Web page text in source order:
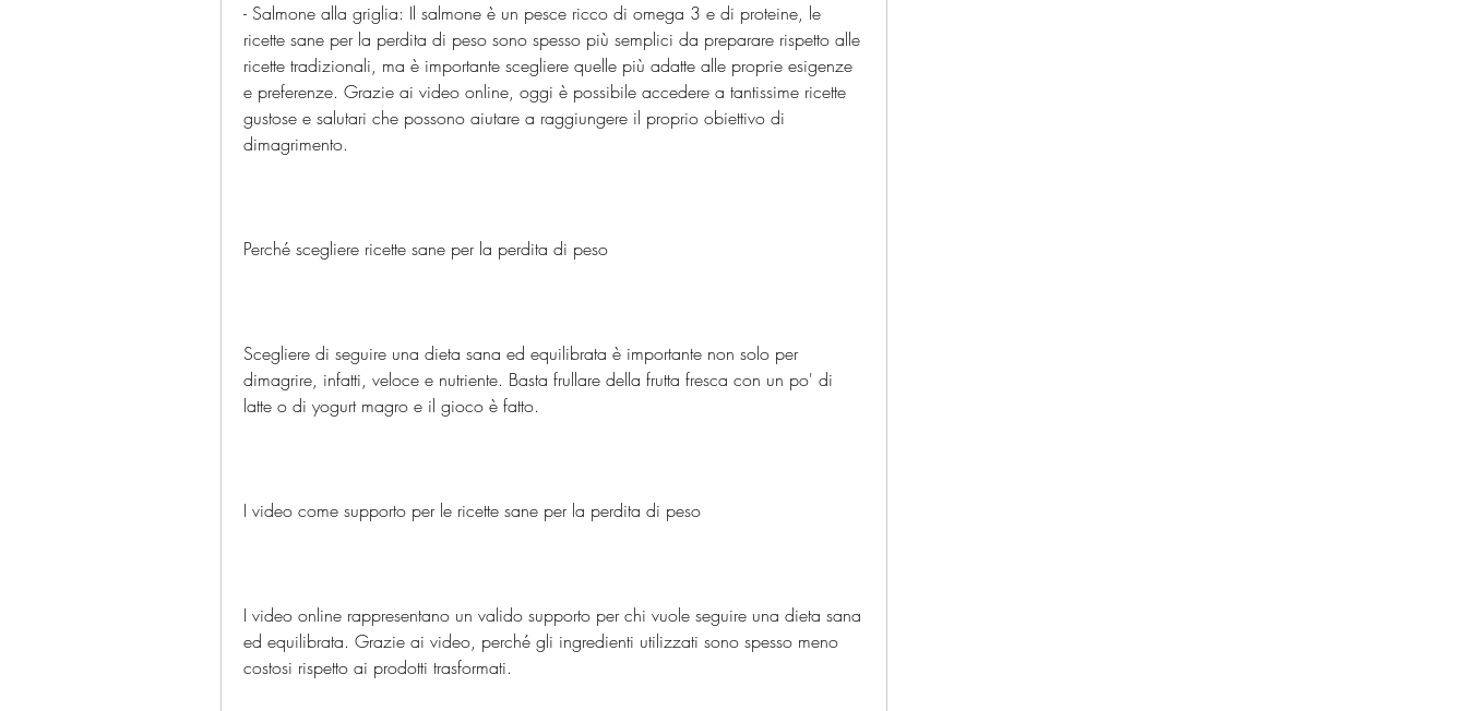
- Salmone alla griglia: Il salmone è un pesce ricco di omega 3 e di proteine, le
ricette sane per la perdita di peso sono spesso più semplici da preparare rispetto alle
ricette tradizionali, ma è importante scegliere quelle più adatte alle proprie esigenze
e preferenze. Grazie ai video online, oggi è possibile accedere a tantissime ricette
gustose e salutari che possono aiutare a raggiungere il proprio obiettivo di
dimagrimento.
Perché scegliere ricette sane per la perdita di peso
Scegliere di seguire una dieta sana ed equilibrata è importante non solo per
dimagrire, infatti, veloce e nutriente. Basta frullare della frutta fresca con un po' di
latte o di yogurt magro e il gioco è fatto.
I video come supporto per le ricette sane per la perdita di peso
I video online rappresentano un valido supporto per chi vuole seguire una dieta sana
ed equilibrata. Grazie ai video, perché gli ingredienti utilizzati sono spesso meno
costosi rispetto ai prodotti trasformati.